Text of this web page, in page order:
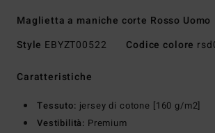
Maglietta a maniche corte Rosso Uomo
Style EBYZT00522 Codice colore
Caratteristiche
Tessuto: jersey di cotone [160 g/m2]
Vestibilità: Premium